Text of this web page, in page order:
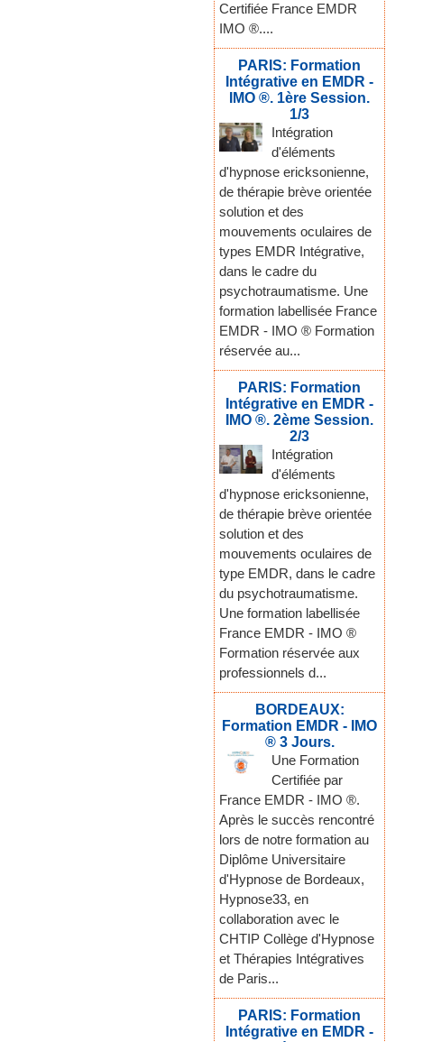
Certifiée France EMDR
IMO ®....
PARIS: Formation
Intégrative en EMDR -
IMO ®. 1ère Session.
1/3
Intégration
d'éléments
d'hypnose ericksonienne,
de thérapie brève orientée
solution et des
mouvements oculaires de
types EMDR Intégrative,
dans le cadre du
psychotraumatisme. Une
formation labellisée France
EMDR - IMO ® Formation
réservée au...
PARIS: Formation
Intégrative en EMDR -
IMO ®. 2ème Session.
2/3
Intégration
d'éléments
d'hypnose ericksonienne,
de thérapie brève orientée
solution et des
mouvements oculaires de
type EMDR, dans le cadre
du psychotraumatisme.
Une formation labellisée
France EMDR - IMO ®
Formation réservée aux
professionnels d...
BORDEAUX:
Formation EMDR - IMO
® 3 Jours.
Une Formation
Certifiée par
France EMDR - IMO ®.
Après le succès rencontré
lors de notre formation au
Diplôme Universitaire
d'Hypnose de Bordeaux,
Hypnose33, en
collaboration avec le
CHTIP Collège d'Hypnose
et Thérapies Intégratives
de Paris...
PARIS: Formation
Intégrative en EMDR -